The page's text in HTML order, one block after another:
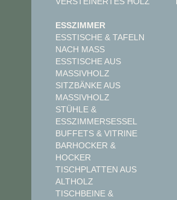
ESSZIMMER
ESSTISCHE & TAFELN
NACH MASS
ESSTISCHE AUS
MASSIVHOLZ
SITZBÄNKE AUS
MASSIVHOLZ
STÜHLE &
ESSZIMMERSESSEL
BUFFETS & VITRINE
BARHOCKER &
HOCKER
TISCHPLATTEN AUS
ALTHOLZ
TISCHBEINE &